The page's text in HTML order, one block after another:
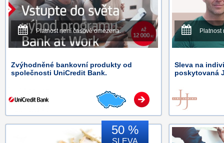
Platnost není časově omezena.
Zvýhodněné bankovní produkty od
společnosti UniCredit Bank.
Platnost
Sleva na
poskytovaná
50 %
SLEVA